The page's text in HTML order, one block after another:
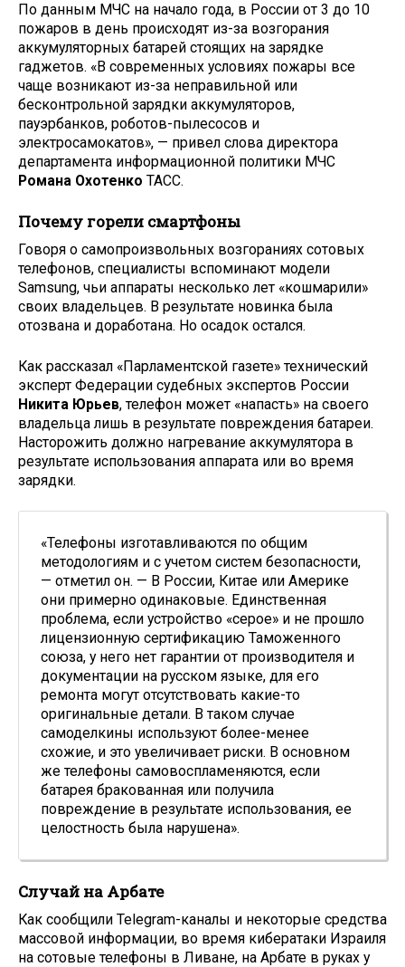
По данным МЧС на начало года, в России от 3 до 10
пожаров в день происходят из-за возгорания
аккумуляторных батарей стоящих на зарядке
гаджетов. «В современных условиях пожары все
чаще возникают из-за неправильной или
бесконтрольной зарядки аккумуляторов,
пауэрбанков, роботов-пылесосов и
электросамокатов», — привел слова директора
департамента информационной политики МЧС
Романа Охотенко ТАСС.
Почему горели смартфоны
Говоря о самопроизвольных возгораниях сотовых
телефонов, специалисты вспоминают модели
Samsung, чьи аппараты несколько лет «кошмарили»
своих владельцев. В результате новинка была
отозвана и доработана. Но осадок остался.
Как рассказал «Парламентской газете» технический
эксперт Федерации судебных экспертов России
Никита Юрьев, телефон может «напасть» на своего
владельца лишь в результате повреждения батареи.
Насторожить должно нагревание аккумулятора в
результате использования аппарата или во время
зарядки.
«Телефоны изготавливаются по общим
методологиям и с учетом систем безопасности,
— отметил он. — В России, Китае или Америке
они примерно одинаковые. Единственная
проблема, если устройство «серое» и не прошло
лицензионную сертификацию Таможенного
союза, у него нет гарантии от производителя и
документации на русском языке, для его
ремонта могут отсутствовать какие-то
оригинальные детали. В таком случае
самоделкины используют более-менее
схожие, и это увеличивает риски. В основном
же телефоны самовоспламеняются, если
батарея бракованная или получила
повреждение в результате использования, ее
целостность была нарушена».
Случай на Арбате
Как сообщили Telegram-каналы и некоторые средства
массовой информации, во время кибератаки Израиля
на сотовые телефоны в Ливане, на Арбате в руках у